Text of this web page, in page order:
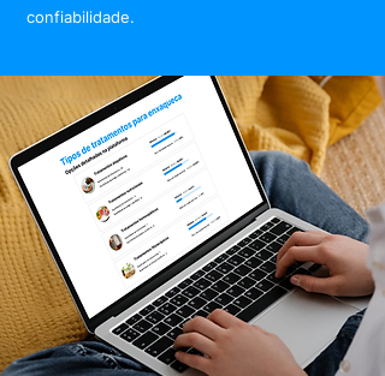
confiabilidade.